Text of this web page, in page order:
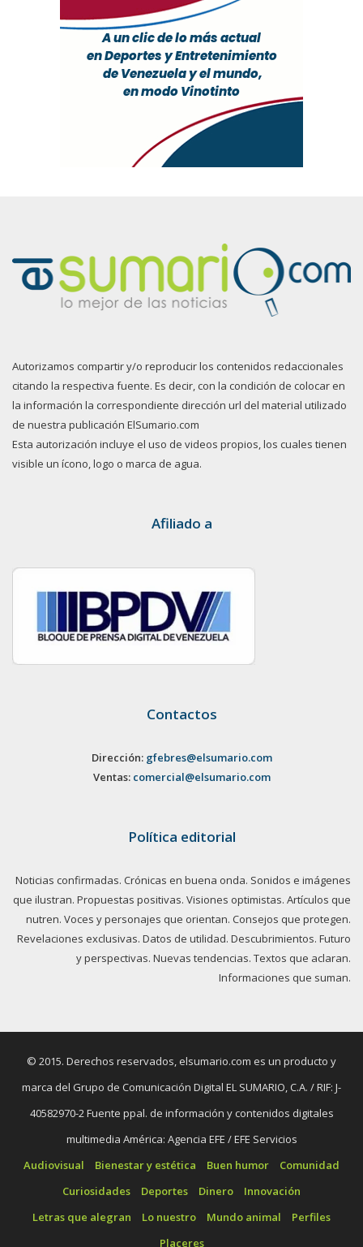
Autorizamos compartir y/o reproducir los contenidos redaccionales
citando la respectiva fuente. Es decir, con la condición de colocar en
la información la correspondiente dirección url del material utilizado
de nuestra publicación ElSumario.com
Esta autorización incluye el uso de videos propios, los cuales tienen
visible un ícono, logo o marca de agua.
Afiliado a
Contactos
Dirección: gfebres@elsumario.com
Ventas: comercial@elsumario.com
Política editorial
Noticias confirmadas. Crónicas en buena onda. Sonidos e imágenes
que ilustran. Propuestas positivas. Visiones optimistas. Artículos que
nutren. Voces y personajes que orientan. Consejos que protegen.
Revelaciones exclusivas. Datos de utilidad. Descubrimientos. Futuro
y perspectivas. Nuevas tendencias. Textos que aclaran.
Informaciones que suman.
© 2015. Derechos reservados, elsumario.com es un producto y
marca del Grupo de Comunicación Digital EL SUMARIO, C.A. / RIF: J-
40582970-2 Fuente ppal. de información y contenidos digitales
multimedia América: Agencia EFE / EFE Servicios
Audiovisual
Bienestar y estética Buen humor
Comunidad
Curiosidades
Deportes Dinero
Innovación
Letras que alegran
Lo nuestro Mundo animal
Perfiles
Placeres